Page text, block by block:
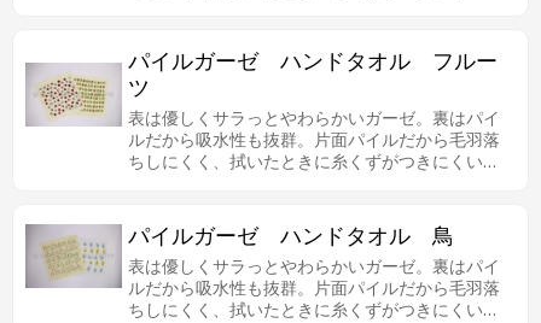
魅力あります。
パイルガーゼ ハンドタオル フルー
ツ
表は優しくサラっとやわらかいガーゼ。裏はパイ
ルだから吸水性も抜群。片面パイルだから毛羽落
ちしにくく、拭いたときに糸くずがつきにくいの
力あります。
パイルガーゼ ハンドタオル 鳥
表は優しくサラっとやわらかいガーゼ。裏はパイ
ルだから吸水性も抜群。片面パイルだから毛羽落
ちしにくく、拭いたときに糸くずがつきにくいの